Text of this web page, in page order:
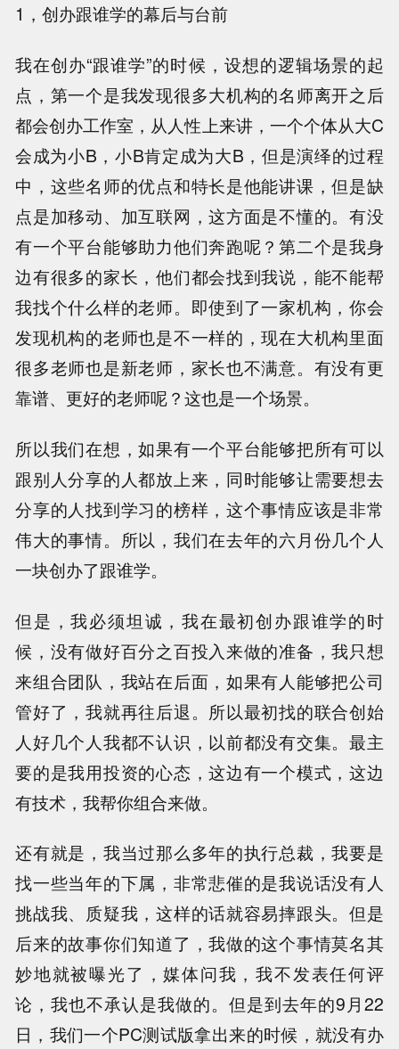
1，创办跟谁学的幕后与台前
我在创办“跟谁学”的时候，设想的逻辑场景的起
点，第一个是我发现很多大机构的名师离开之后
都会创办工作室，从人性上来讲，一个个体从大C
会成为小B，小B肯定成为大B，但是演绎的过程
中，这些名师的优点和特长是他能讲课，但是缺
点是加移动、加互联网，这方面是不懂的。有没
有一个平台能够助力他们奔跑呢？第二个是我身
边有很多的家长，他们都会找到我说，能不能帮
我找个什么样的老师。即使到了一家机构，你会
发现机构的老师也是不一样的，现在大机构里面
很多老师也是新老师，家长也不满意。有没有更
靠谱、更好的老师呢？这也是一个场景。
所以我们在想，如果有一个平台能够把所有可以
跟别人分享的人都放上来，同时能够让需要想去
分享的人找到学习的榜样，这个事情应该是非常
伟大的事情。所以，我们在去年的六月份几个人
一块创办了跟谁学。
但是，我必须坦诚，我在最初创办跟谁学的时
候，没有做好百分之百投入来做的准备，我只想
来组合团队，我站在后面，如果有人能够把公司
管好了，我就再往后退。所以最初找的联合创始
人好几个人我都不认识，以前都没有交集。最主
要的是我用投资的心态，这边有一个模式，这边
有技术，我帮你组合来做。
还有就是，我当过那么多年的执行总裁，我要是
找一些当年的下属，非常悲催的是我说话没有人
挑战我、质疑我，这样的话就容易摔跟头。但是
后来的故事你们知道了，我做的这个事情莫名其
妙地就被曝光了，媒体问我，我不发表任何评
论，我也不承认是我做的。但是到去年的9月22
日，我们一个PC测试版拿出来的时候，就没有办